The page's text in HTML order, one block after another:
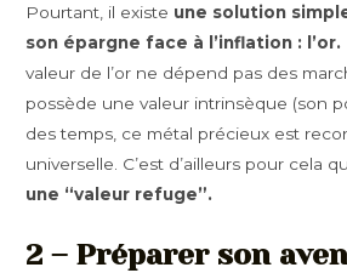
Pourtant, il existe une solution
son épargne face à l’inflation : l’or.
valeur de l’or ne dépend pas des
possède une valeur intrinsèque (son
des temps, ce métal précieux est
universelle. C’est d’ailleurs pour cela
une “valeur refuge”.
2 – Préparer son